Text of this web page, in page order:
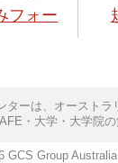
フォー
ターは、オースト
・大学・大学院
GCS Group